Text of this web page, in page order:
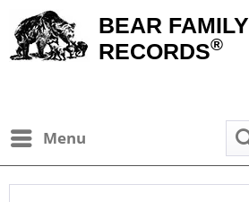
BEAR FAMILY
RECORDS®
Menu